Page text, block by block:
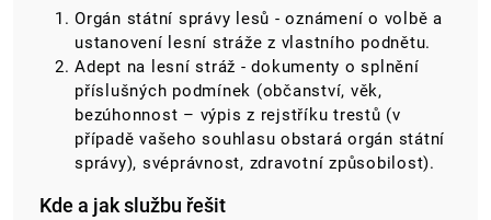
Orgán státní správy lesů - oznámení o volbě a
ustanovení lesní stráže z vlastního podnětu.
Adept na lesní stráž - dokumenty o splnění
příslušných podmínek (občanství, věk,
bezúhonnost – výpis z rejstříku trestů (v
případě vašeho souhlasu obstará orgán státní
správy), svéprávnost, zdravotní způsobilost).
Kde a jak službu řešit